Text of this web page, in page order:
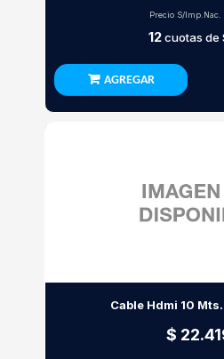
Precio S/Imp.Nac.
12cuotas de
AGREGAR
Cable Hdmi 10
$